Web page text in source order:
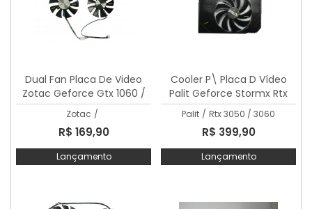
Dual Fan Placa De Video
Zotac Geforce Gtx 1060 /
1070 Mini
Zotac /
R$ 169,90
Lançamento
Cooler P\ Placa D Vídeo
Palit Geforce Stormx Rtx
3050 / 3060
Palit / Rtx 3050 / 3060
R$ 399,90
Lançamento